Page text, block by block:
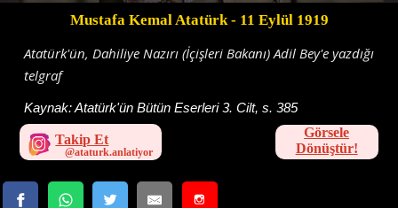
Mustafa Kemal Atatürk- 11 Eylül 1919
Atatürk'ün, Dahiliye Nazırı (İçişleri Bakanı) Adil Bey'e yazdığı
telgraf
Kaynak:Atatürk'ün Bütün Eserleri 3. Cilt, s. 385
Takip Et
Görsele
Dönüştür!